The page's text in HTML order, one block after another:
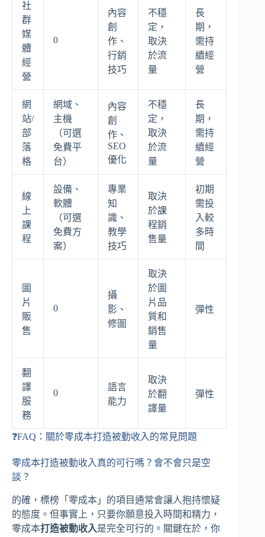
社
群
媒
體
經
營
0
內容
創
作、
行銷
技巧
不穩
定，
取決
於流
量
長
期，
需持
續經
營
網
站/
部
落
格
網域、
主機
（可選
免費平
台）
內容
創
作、
SEO
優化
不穩
定，
取決
於流
量
長
期，
需持
續經
營
線
上
課
程
設備、
軟體
（可選
免費方
案）
專業
知
識、
教學
技巧
取決
於課
程銷
售量
初期
需投
入較
多時
間
圖
片
販
售
0
攝
影、
修圖
取決
於圖
片品
質和
銷售
量
彈性
翻
譯
服
務
0
語言
能力
取決
於翻
譯量
彈性
❓FAQ：關於零成本打造被動收入的常見問題
零成本打造被動收入真的可行嗎？會不會只是空
談？
的確，標榜「零成本」的項目通常會讓人抱持懷疑
的態度。但事實上，只要你願意投入時間和精力，
零成本打造被動收入是完全可行的。關鍵在於，你